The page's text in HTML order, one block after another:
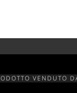
VENDUTO